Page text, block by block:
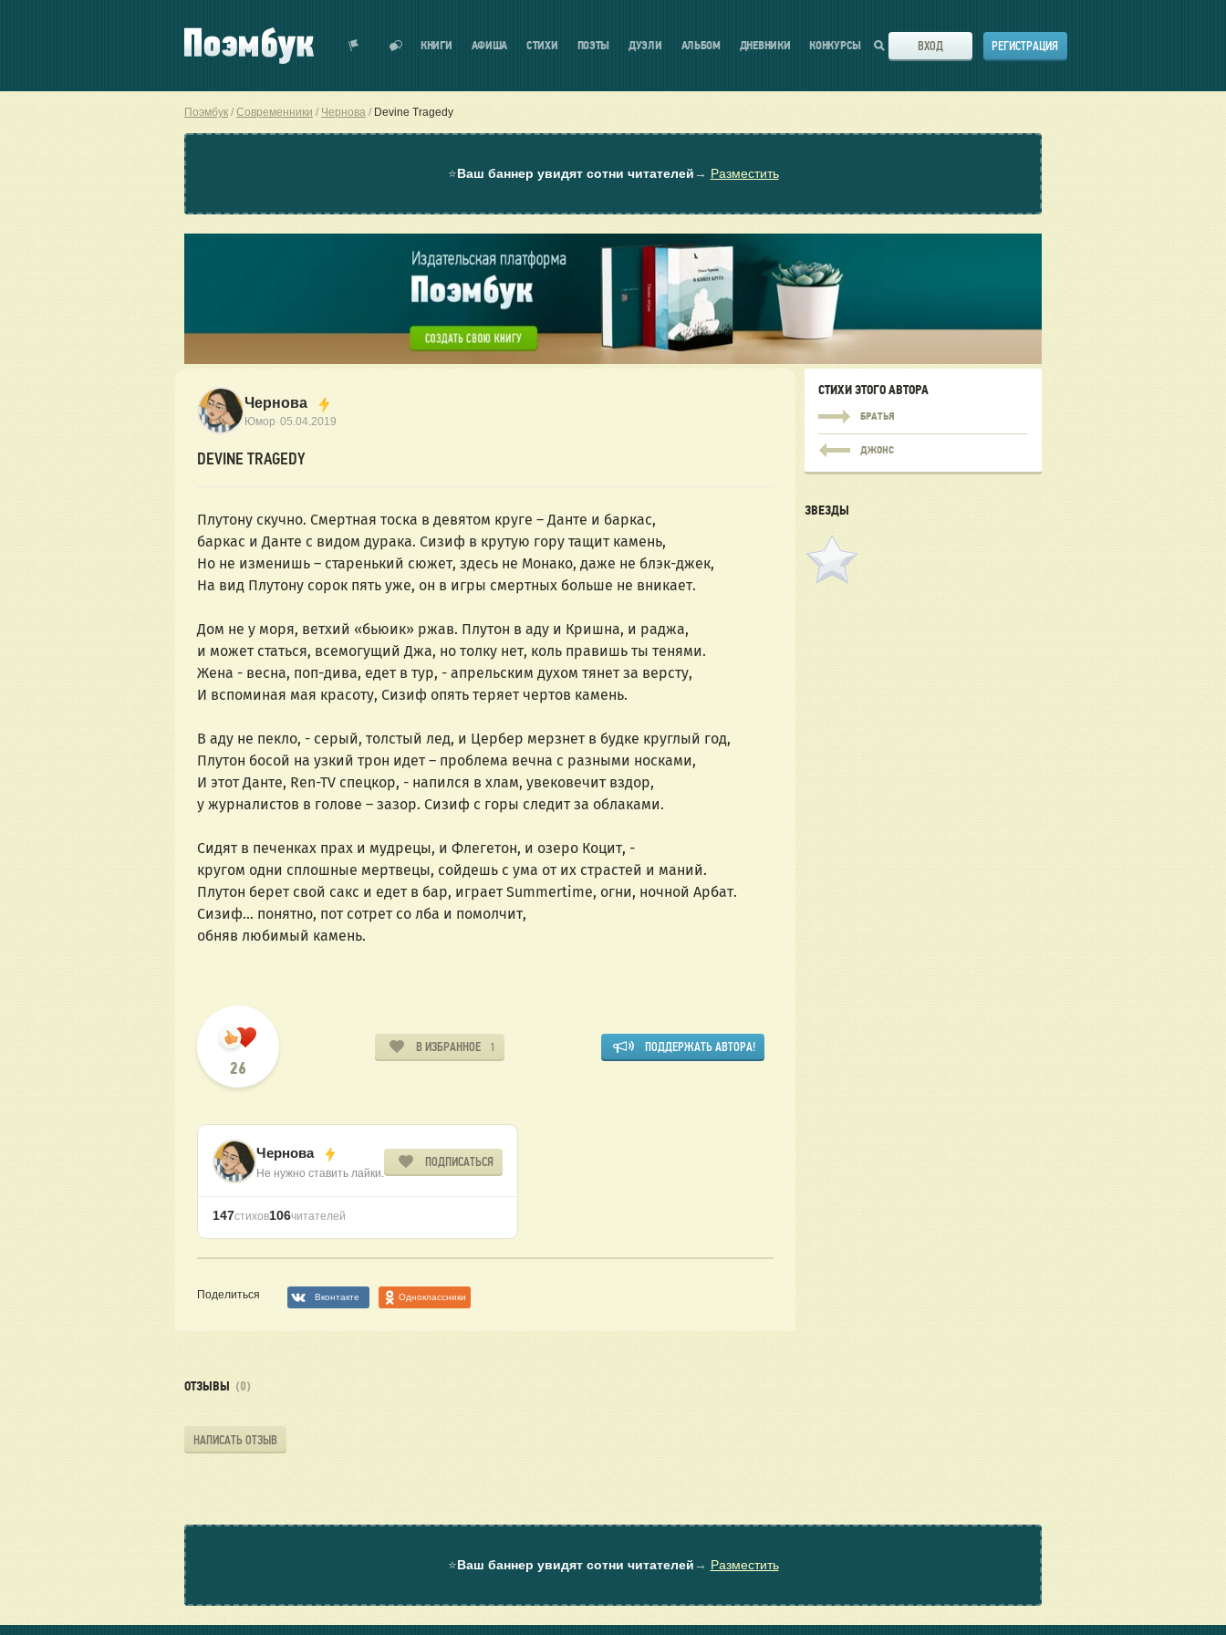
КНИГИ АФИША СТИХИ ПОЭТЫ ДУЭЛИ АЛЬБОМ ДНЕВНИКИ КОНКУРСЫ ВХОД РЕГИСТРАЦИЯ
Поэмбук Современники Чернова Devine Tragedy
⭐Ваш баннер увидят сотни читателей → Разместить
Чернова
Юмор ·05.04.2019
DEVINE TRAGEDY
Плутону скучно. Смертная тоска в девятом круге – Данте и баркас,
баркас и Данте с видом дурака. Сизиф в крутую гору тащит камень,
Но не изменишь – старенький сюжет, здесь не Монако, даже не блэк-джек,
На вид Плутону сорок пять уже, он в игры смертных больше не вникает.
Дом не у моря, ветхий «бьюик» ржав. Плутон в аду и Кришна, и раджа,
и может статься, всемогущий Джа, но толку нет, коль правишь ты тенями.
Жена - весна, поп-дива, едет в тур, - апрельским духом тянет за версту,
И вспоминая мая красоту, Сизиф опять теряет чертов камень.
В аду не пекло, - серый, толстый лед, и Цербер мерзнет в будке круглый год,
Плутон босой на узкий трон идет – проблема вечна с разными носками,
И этот Данте, Ren-TV спецкор, - напился в хлам, увековечит вздор,
у журналистов в голове – зазор. Сизиф с горы следит за облаками.
Сидят в печенках прах и мудрецы, и Флегетон, и озеро Коцит, -
кругом одни сплошные мертвецы, сойдешь с ума от их страстей и маний.
Плутон берет свой сакс и едет в бар, играет Summertime, огни, ночной Арбат.
Сизиф… понятно, пот сотрет со лба и помолчит,
обняв любимый камень.
26
В ИЗБРАННОЕ 1 ПОДДЕРЖАТЬ АВТОРА!
Чернова
Не нужно ставить лайки.
ПОДПИСАТЬСЯ
147стихов106читателей
Поделиться Вконтакте Одноклассники
СТИХИ ЭТОГО АВТОРА
БРАТЬЯ
ДЖОНС
ЗВЕЗДЫ
ОТЗЫВЫ (0)
НАПИСАТЬ ОТЗЫВ
⭐Ваш баннер увидят сотни читателей → Разместить